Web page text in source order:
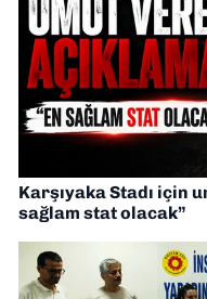
Karşıyaka Stadı için
sağlam stat olacak”